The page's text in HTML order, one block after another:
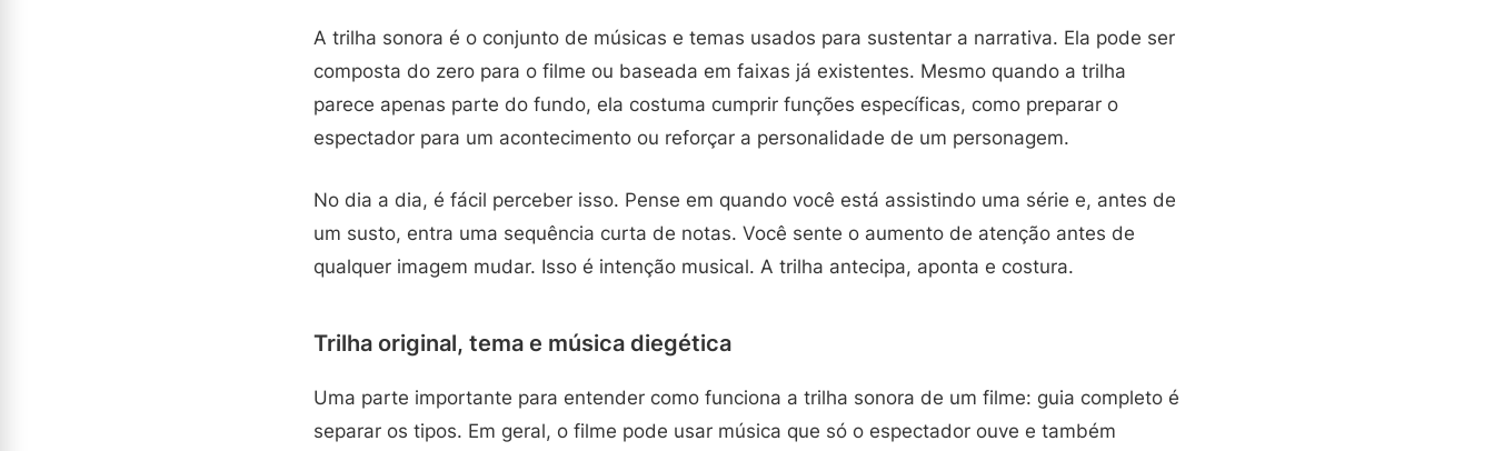
A trilha sonora é o conjunto de músicas e temas usados para sustentar a narrativa. Ela pode ser
composta do zero para o filme ou baseada em faixas já existentes. Mesmo quando a trilha
parece apenas parte do fundo, ela costuma cumprir funções específicas, como preparar o
espectador para um acontecimento ou reforçar a personalidade de um personagem.
No dia a dia, é fácil perceber isso. Pense em quando você está assistindo uma série e, antes de
um susto, entra uma sequência curta de notas. Você sente o aumento de atenção antes de
qualquer imagem mudar. Isso é intenção musical. A trilha antecipa, aponta e costura.
Trilha original, tema e música diegética
Uma parte importante para entender como funciona a trilha sonora de um filme: guia completo é
separar os tipos. Em geral, o filme pode usar música que só o espectador ouve e também